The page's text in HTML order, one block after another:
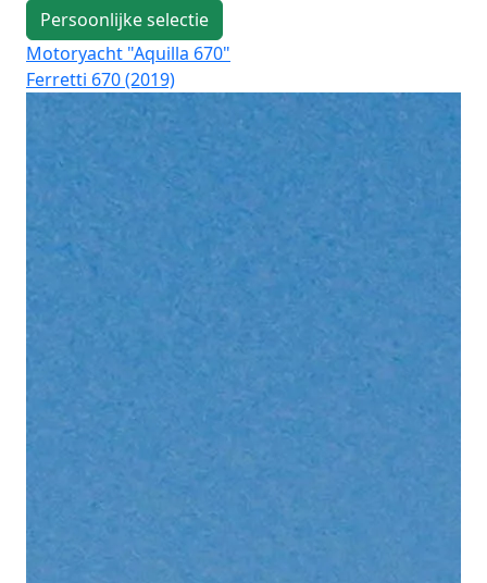
Persoonlijke selectie
Motoryacht "Aquilla 670"
Ferretti 670 (2019)